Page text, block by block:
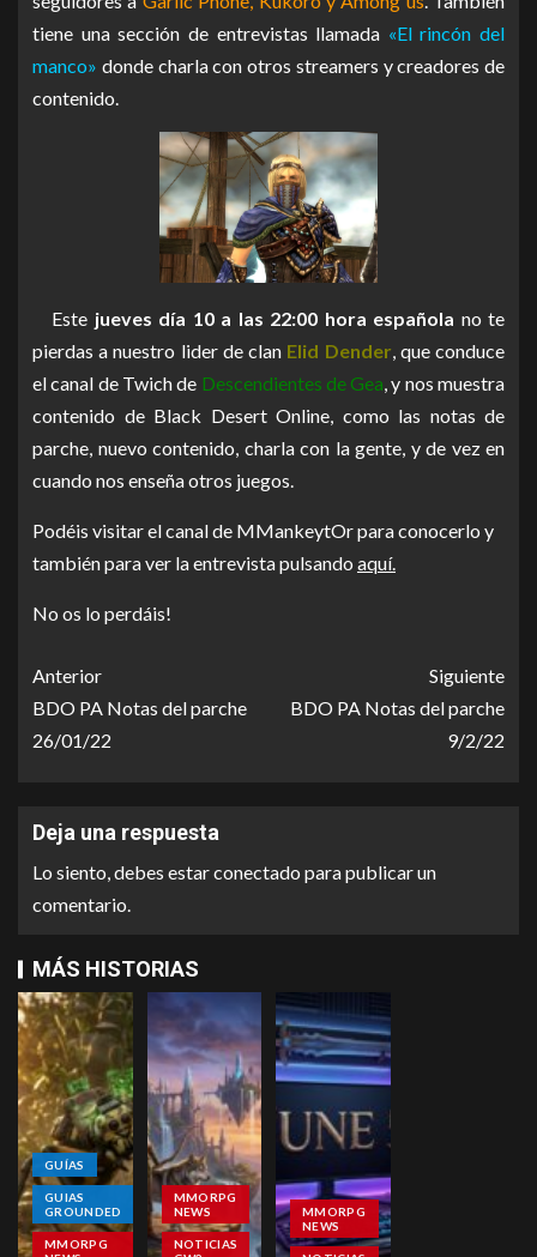
tiene una sección de entrevistas llamada «El rincón del
manco» donde charla con otros streamers y creadores de
contenido.
Este jueves día 10 a las 22:00 hora española no te
pierdas a nuestro lider de clan Elid Dender, que conduce
el canal de Twich de Descendientes de Gea, y nos muestra
contenido de Black Desert Online, como las notas de
parche, nuevo contenido, charla con la gente, y de vez en
cuando nos enseña otros juegos.
Podéis visitar el canal de MMankeytOr para conocerlo y
también para ver la entrevista pulsando aquí.
No os lo perdáis!
Anterior
BDO PA Notas del parche
26/01/22
Siguiente
BDO PA Notas del parche
9/2/22
Deja una respuesta
Lo siento, debes estarconectado para publicar un
comentario.
MÁS HISTORIAS
GUÍAS
GUIAS
GROUNDED
MMORPG
MMORPG
NEWS
NOTICIAS
MMORPG
NEWS